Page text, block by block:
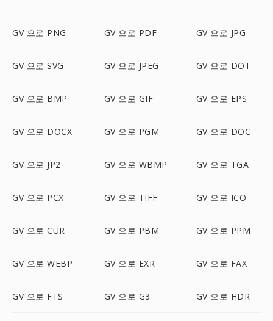
GV 으로 PNG GV 으로 PDF GV 으로 JPG
GV 으로 SVG GV 으로 JPEG GV 으로 DOT
GV 으로 BMP GV 으로 GIF GV 으로 EPS
GV 으로 DOCX GV 으로 PGM GV 으로 DOC
GV 으로 JP2 GV 으로 WBMP GV 으로 TGA
GV 으로 PCX GV 으로 TIFF GV 으로 ICO
GV 으로 CUR GV 으로 PBM GV 으로 PPM
GV 으로 WEBP GV 으로 EXR GV 으로 FAX
GV 으로 FTS GV 으로 G3 GV 으로 HDR